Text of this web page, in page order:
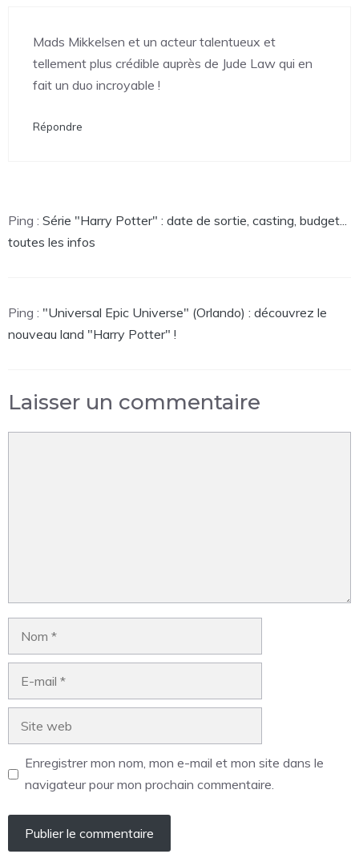
Mads Mikkelsen et un acteur talentueux et
tellement plus crédible auprès de Jude Law qui en
fait un duo incroyable !
Répondre
Ping : Série "Harry Potter" : date de sortie, casting, budget...
toutes les infos
Ping : "Universal Epic Universe" (Orlando) : découvrez le
nouveau land "Harry Potter" !
Laisser un commentaire
Enregistrer mon nom, mon e-mail et mon site dans le
navigateur pour mon prochain commentaire.